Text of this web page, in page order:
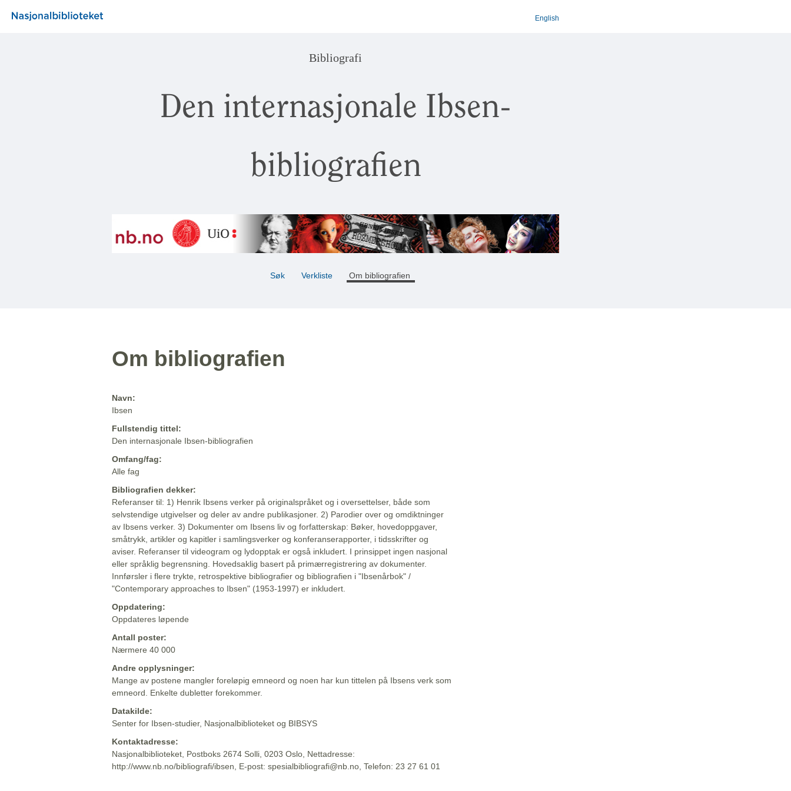
English
Bibliografi
Den internasjonale Ibsen-
bibliografien
Søk Verkliste Om bibliografien
Om bibliografien
Navn:
Ibsen
Fullstendig tittel:
Den internasjonale Ibsen-bibliografien
Omfang/fag:
Alle fag
Bibliografien dekker:
Referanser til: 1) Henrik Ibsens verker på originalspråket og i oversettelser, både som
selvstendige utgivelser og deler av andre publikasjoner. 2) Parodier over og omdiktninger
av Ibsens verker. 3) Dokumenter om Ibsens liv og forfatterskap: Bøker, hovedoppgaver,
småtrykk, artikler og kapitler i samlingsverker og konferanserapporter, i tidsskrifter og
aviser. Referanser til videogram og lydopptak er også inkludert. I prinsippet ingen nasjonal
eller språklig begrensning. Hovedsaklig basert på primærregistrering av dokumenter.
Innførsler i flere trykte, retrospektive bibliografier og bibliografien i "Ibsenårbok" /
"Contemporary approaches to Ibsen" (1953-1997) er inkludert.
Oppdatering:
Oppdateres løpende
Antall poster:
Nærmere 40 000
Andre opplysninger:
Mange av postene mangler foreløpig emneord og noen har kun tittelen på Ibsens verk som
emneord. Enkelte dubletter forekommer.
Datakilde:
Senter for Ibsen-studier, Nasjonalbiblioteket og BIBSYS
Kontaktadresse:
Nasjonalbiblioteket, Postboks 2674 Solli, 0203 Oslo, Nettadresse:
http://www.nb.no/bibliografi/ibsen, E-post: spesialbibliografi@nb.no, Telefon: 23 27 61 01